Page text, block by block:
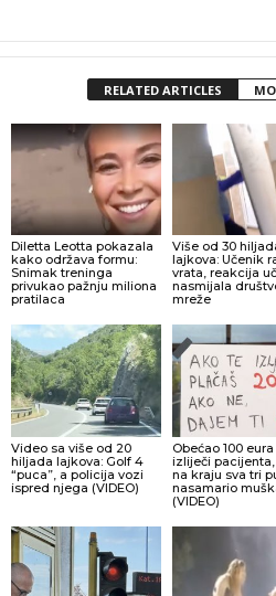
RELATED ARTICLES
Diletta Leotta pokazala
kako održava formu:
Snimak treninga
privukao pažnju miliona
pratilaca
Više od 30
lajkova: Učenik
vrata, reakcija
nasmijala
mreže
Video sa više od 20
hiljada lajkova: Golf 4
“puca”, a policija vozi
ispred njega (VIDEO)
Obećao 100
izliječi
na kraju sva tri
nasamario
(VIDEO)